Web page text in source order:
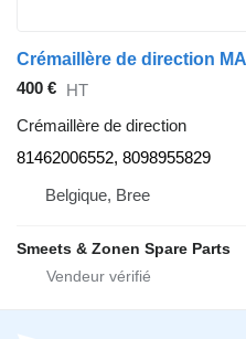
400 € HT
Crémaillère de direction
81462006552, 8098955829
Belgique, Bree
Smeets & Zonen Spare Parts